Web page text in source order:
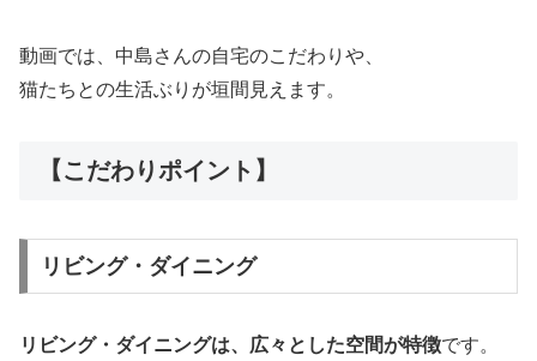
動画では、中島さんの自宅のこだわりや、
猫たちとの生活ぶりが垣間見えます。
【こだわりポイント】
リビング・ダイニング
リビング・ダイニングは、広々とした空間が特徴です。